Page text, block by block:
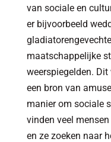
van sociale en
er bijvoorbeeld
maatschappelijke
weerspiegelden.
een bron van
manier om sociale
vinden veel
en ze zoeken naar